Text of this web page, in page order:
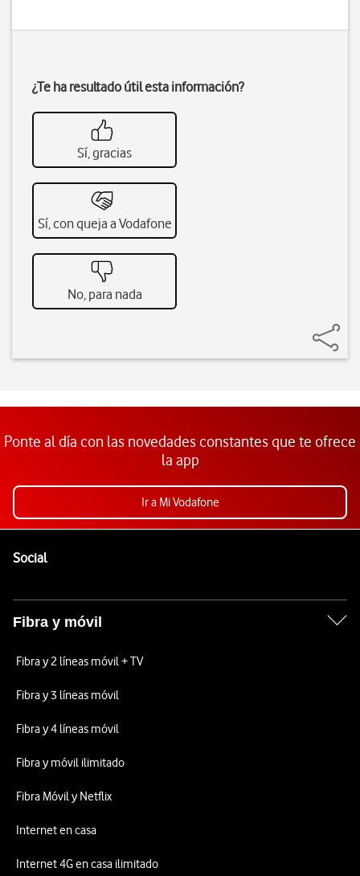
¿Te ha resultado útil esta información?
Sí, gracias
Sí, con queja a Vodafone
No, para nada
Ponte al día con las novedades constantes que te ofrece
la app
Ir a Mi Vodafone
SocialEnlaces a las redes sociales de Vodafone
Fibra y móvil
Fibra y 2 líneas móvil + TV
Fibra y 3 líneas móvil
Fibra y 4 líneas móvil
Fibra y móvil ilimitado
Fibra Móvil y Netflix
Internet en casa
Internet 4G en casa ilimitado